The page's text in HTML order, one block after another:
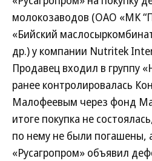
молокозаводов (ОАО «МК
«Бийский
др.) у компании Nutritek
Продавец входил в группу
ранее контролировалась
Малофеевым через фонд
итоге покупка не
по нему не были погашены,
«Русагропром» объявил